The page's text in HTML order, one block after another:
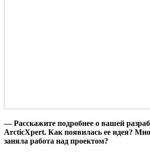
— Расскажите подробнее о вашей
ArcticXpert. Как появилась ее идея?
заняла работа над проектом?